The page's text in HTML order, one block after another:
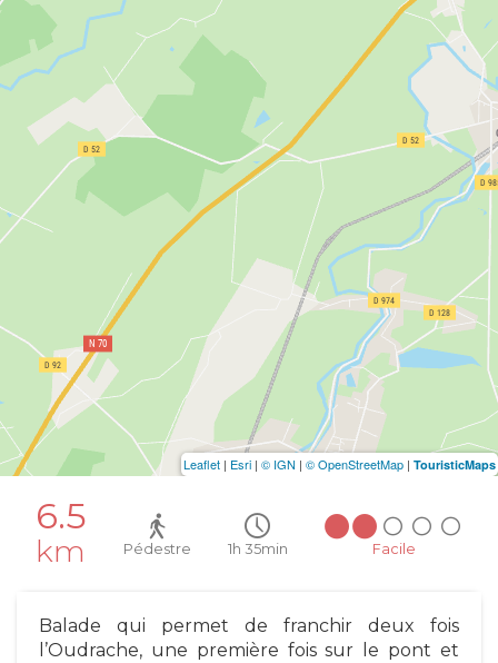
6.5
km Pédestre 1h 35min Facile
Balade qui permet de franchir deux fois
l’Oudrache, une première fois sur le pont et
Leaflet | Esri | © IGN | © OpenStreetMap | TouristicMaps